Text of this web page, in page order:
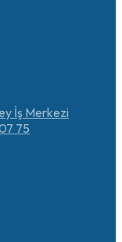
İş Merkezi
75